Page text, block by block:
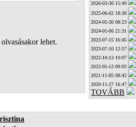
lehet.
2026-03-30 15:49
2025-06-02 18:30
2024-05-30 08:23
2024-01-06 21:31
2023-07-15 16:45
2023-07-10 12:57
2022-10-13 10:07
2022-05-13 09:03
2021-11-05 08:42
2020-11-27 16:47
TOVÁBB